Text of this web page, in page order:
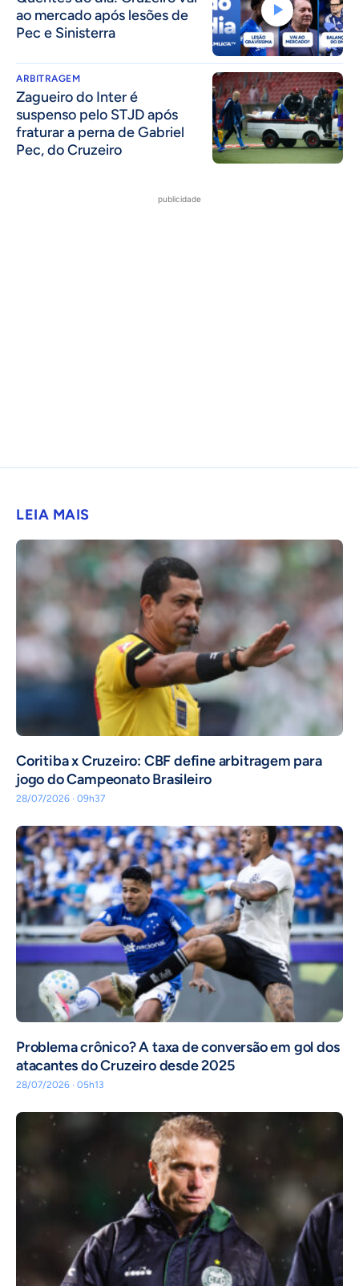
ao mercado após lesões de
Pec e Sinisterra
ARBITRAGEM
Zagueiro do Inter é
suspenso pelo STJD após
fraturar a perna de Gabriel
Pec, do Cruzeiro
publicidade
LEIA MAIS
Coritiba x Cruzeiro: CBF define arbitragem para
jogo do Campeonato Brasileiro
28/07/2026 · 09h37
Problema crônico? A taxa de conversão em gol dos
atacantes do Cruzeiro desde 2025
28/07/2026 · 05h13